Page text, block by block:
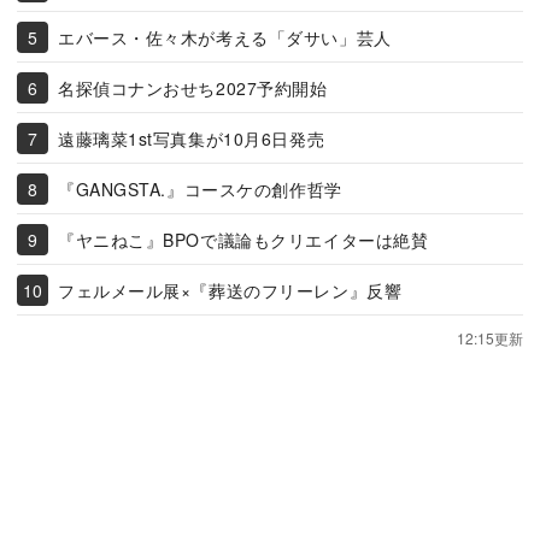
エバース・佐々木が考える「ダサい」芸人
名探偵コナンおせち2027予約開始
遠藤璃菜1st写真集が10月6日発売
『GANGSTA.』コースケの創作哲学
『ヤニねこ』BPOで議論もクリエイターは絶賛
フェルメール展×『葬送のフリーレン』反響
12:15更新